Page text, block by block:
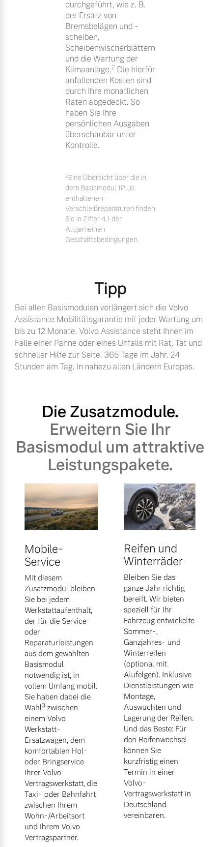
durchgeführt, wie z. B.
der Ersatz von
Bremsbelägen und -
scheiben,
Scheibenwischerblättern
und die Wartung der
Klimaanlage.2Die hierfür
anfallenden Kosten sind
durch Ihre monatlichen
Raten abgedeckt. So
haben Sie Ihre
persönlichen Ausgaben
überschaubar unter
Kontrolle.
2Eine Übersicht über die in
dem Basismodul 1Plus
enthaltenen
Verschleißreparaturen finden
Sie in Ziffer 4.1 der
Allgemeinen
Geschäftsbedingungen.
Tipp
Bei allen Basismodulen verlängert sich die Volvo
Assistance Mobilitätsgarantie mit jeder Wartung um
bis zu 12 Monate. Volvo Assistance steht Ihnen im
Falle einer Panne oder eines Unfalls mit Rat, Tat und
schneller Hilfe zur Seite. 365 Tage im Jahr. 24
Stunden am Tag. In nahezu allen Ländern Europas.
Die Zusatzmodule.
Erweitern Sie Ihr
Basismodul um attraktive
Leistungspakete.
Mobile-
Service
Mit diesem
Zusatzmodul bleiben
Sie bei jedem
Werkstattaufenthalt,
der für die Service-
oder
Reparaturleistungen
aus dem gewählten
Basismodul
notwendig ist, in
vollem Umfang mobil.
Sie haben dabei die
Wahl3 zwischen
einem Volvo
Werkstatt-
Ersatzwagen, dem
komfortablen Hol-
oder Bringservice
Ihrer Volvo
Vertragswerkstatt, die
Taxi- oder Bahnfahrt
zwischen Ihrem
Wohn-/Arbeitsort
und Ihrem Volvo
Vertragspartner.
Reifen und
Winterräder
Bleiben Sie das
ganze Jahr richtig
bereift. Wir bieten
speziell für Ihr
Fahrzeug entwickelte
Sommer-,
Ganzjahres- und
Winterreifen
(optional mit
Alufelgen). Inklusive
Dienstleistungen wie
Montage,
Auswuchten und
Lagerung der Reifen.
Und das Beste: Für
den Reifenwechsel
können Sie
kurzfristig einen
Termin in einer
Volvo-
Vertragswerkstatt in
Deutschland
vereinbaren.